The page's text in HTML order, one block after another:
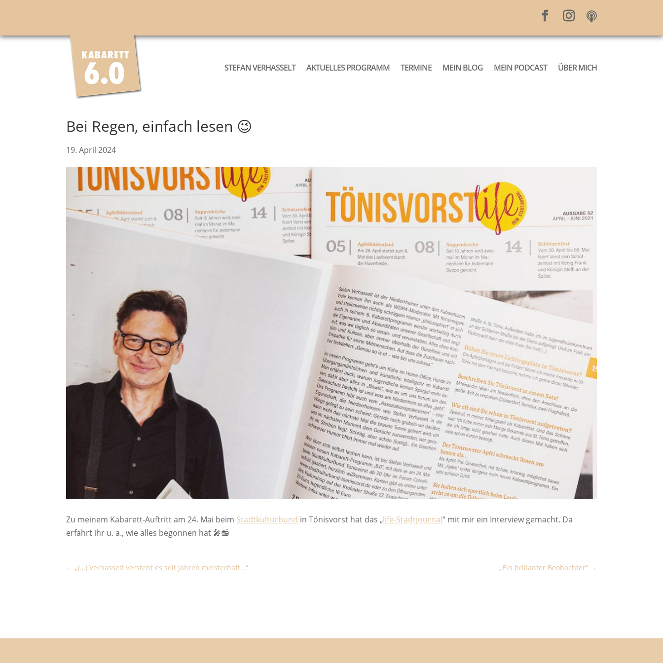
STEFAN VERHASSELT AKTUELLES PROGRAMM TERMINE MEIN BLOG MEIN PODCAST ÜBER MICH
Bei Regen, einfach lesen 😉
19. April 2024
Zu meinem Kabarett-Auftritt am 24. Mai beim Stadtkulturbund in Tönisvorst hat das „life-Stadtjournal“ mit mir ein Interview gemacht. Da
erfahrt ihr u. a., wie alles begonnen hat 🎤📻
„Ein brillanter Beobachter“
„(…) Verhasselt versteht es seit Jahren meisterhaft…“